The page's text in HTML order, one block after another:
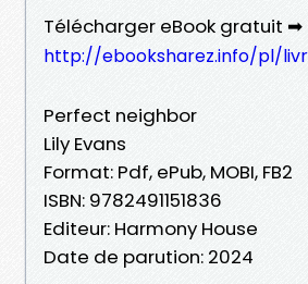
Télécharger eBook gratuit ➡
http://ebooksharez.info/pl/
Perfect neighbor
Lily Evans
Format: Pdf, ePub, MOBI, FB2
ISBN: 9782491151836
Editeur: Harmony House
Date de parution: 2024